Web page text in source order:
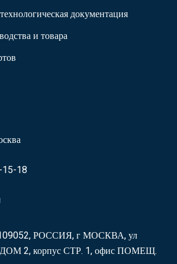
документация
и товара
15-18
РОССИЯ, г МОСКВА, ул
2, корпус СТР. 1, офис ПОМЕЩ.